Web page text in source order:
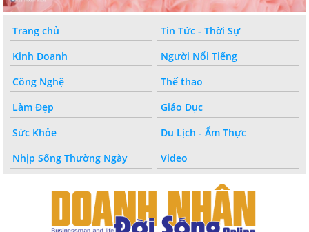
Trang chủ
Tin Tức - Thời Sự
Kinh Doanh
Người Nổi Tiếng
Công Nghệ
Thế thao
Làm Đẹp
Giáo Dục
Sức Khỏe
Du Lịch - Ẩm Thực
Nhịp Sống Thường Ngày
Video